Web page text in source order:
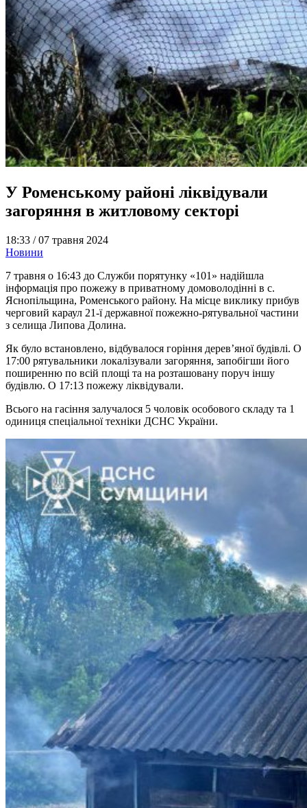
У Роменському районі ліквідували
загоряння в житловому секторі
18:33 /07 травня 2024
Новини
7 травня о 16:43 до Служби порятунку «101» надійшла
інформація про пожежу в приватному домоволодінні в с.
Яснопільщина, Роменського району. На місце виклику прибув
черговий караул 21-ї державної пожежно-рятувальної частини
з селища Липова Долина.
Як було встановлено, відбувалося горіння дерев’яної будівлі. О
17:00 рятувальники локалізували загоряння, запобігши його
поширенню по всій площі та на розташовану поруч іншу
будівлю. О 17:13 пожежу ліквідували.
Всього на гасіння залучалося 5 чоловік особового складу та 1
одиниця спеціальної техніки ДСНС України.